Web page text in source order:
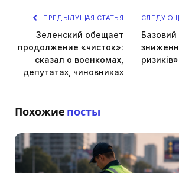
ПРЕДЫДУЩАЯ СТАТЬЯ
Зеленский обещает
продолжение «чисток»:
сказал о военкомах,
депутатах, чиновниках
Базовий
Похожие посты